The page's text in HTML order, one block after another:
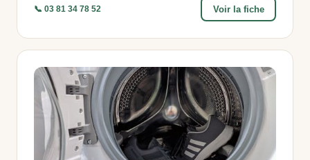
📞 03 81 34 78 52 Voir la fiche